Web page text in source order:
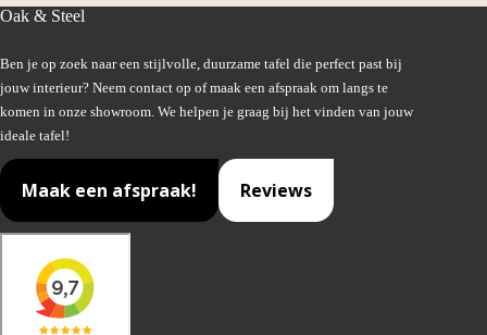
Oak & Steel
Ben je op zoek naar een stijlvolle, duurzame tafel die perfect past bij
jouw interieur? Neem contact op of maak een afspraak om langs te
komen in onze showroom. We helpen je graag bij het vinden van jouw
ideale tafel!
Maak een afspraak! Reviews